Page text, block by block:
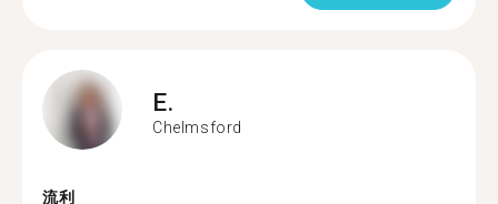
E.
Chelmsford
流利